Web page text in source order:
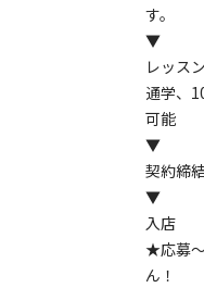
す。
▼
レッスン
通学、
可能
▼
契約締
▼
入店
★応募
ん！